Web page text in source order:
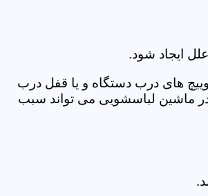
ایجاد شود.
های درب دستگاه و یا قفل درب
ماشین لباسشویی می تواند سبب